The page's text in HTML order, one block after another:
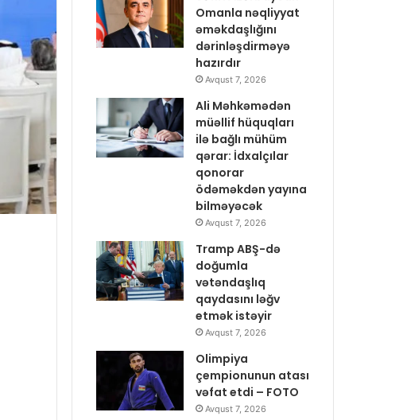
Omanla nəqliyyat
əməkdaşlığını
dərinləşdirməyə
hazırdır
Avqust 7, 2026
Ali Məhkəmədən
müəllif hüquqları
ilə bağlı mühüm
qərar: İdxalçılar
qonorar
ödəməkdən yayına
bilməyəcək
Avqust 7, 2026
Tramp ABŞ-də
doğumla
vətəndaşlıq
qaydasını ləğv
etmək istəyir
Avqust 7, 2026
Olimpiya
çempionunun atası
vəfat etdi – FOTO
Avqust 7, 2026